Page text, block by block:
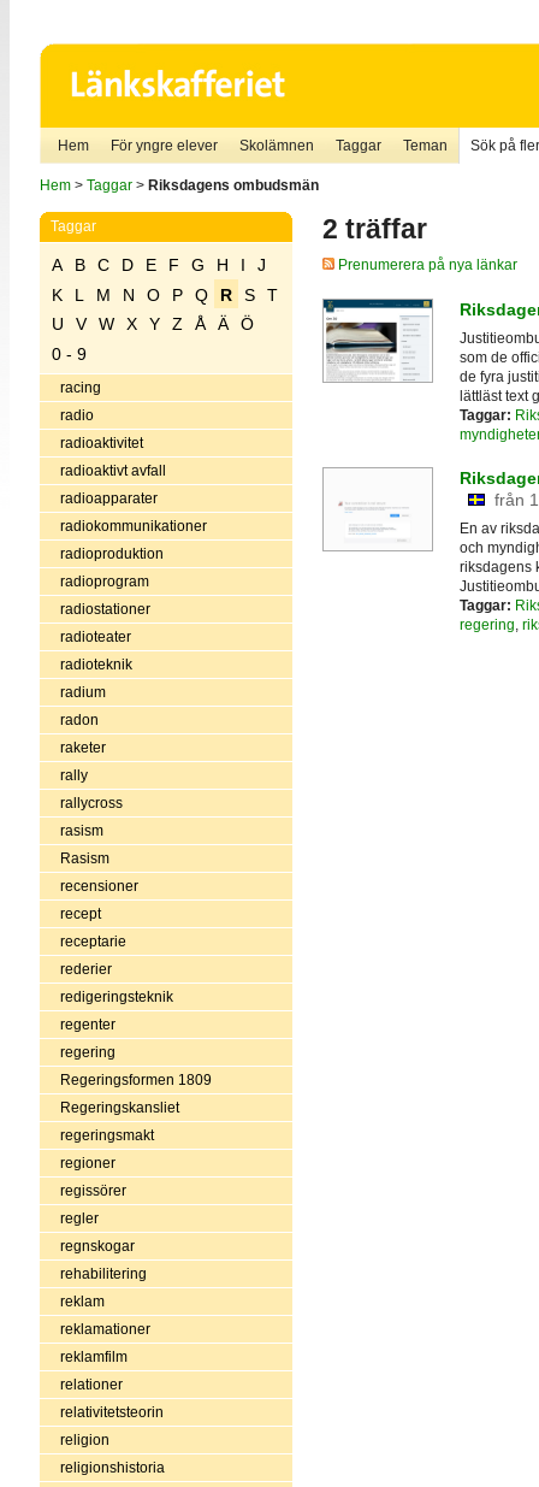
Hem För yngre elever Skolämnen Taggar Teman Sök på
Hem> Taggar> Riksdagens ombudsmän
Taggar
A B C D E F G H I
J
K
L M N O P Q R S
T
U
V W X Y Z Å Ä
Ö
0 - 9
racing
radio
radioaktivitet
radioaktivt avfall
radioapparater
radiokommunikationer
radioproduktion
radioprogram
radiostationer
radioteater
radioteknik
radium
radon
raketer
rally
rallycross
rasism
Rasism
recensioner
recept
receptarie
rederier
redigeringsteknik
regenter
regering
Regeringsformen 1809
Regeringskansliet
regeringsmakt
regioner
regissörer
regler
regnskogar
rehabilitering
reklam
reklamationer
reklamfilm
relationer
relativitetsteorin
religion
religionshistoria
2 träffar
Prenumerera på nya länkar
som de
de fyra
lättläst text
Taggar:
från
En av
och
riksdagens
Taggar:
regering,